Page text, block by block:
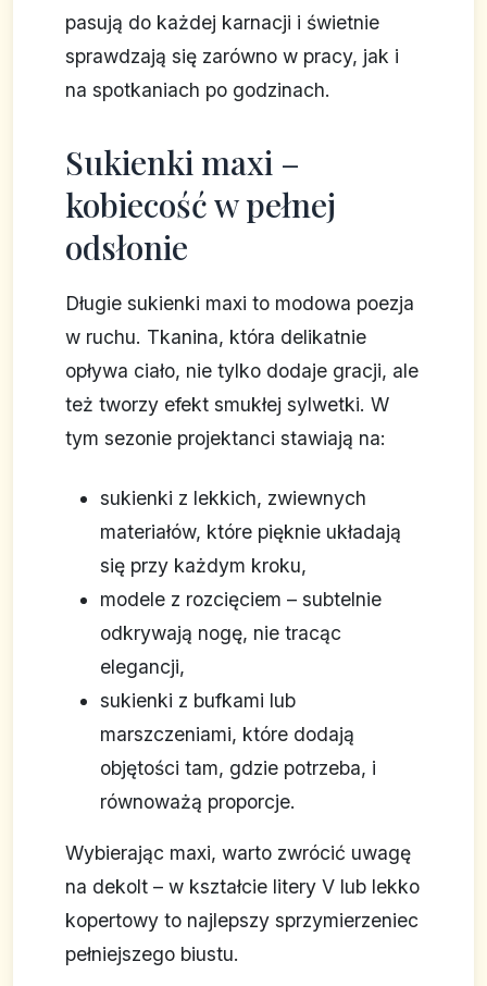
pasują do każdej karnacji i świetnie
sprawdzają się zarówno w pracy, jak i
na spotkaniach po godzinach.
Sukienki maxi –
kobiecość w pełnej
odsłonie
Długie sukienki maxi to modowa poezja
w ruchu. Tkanina, która delikatnie
opływa ciało, nie tylko dodaje gracji, ale
też tworzy efekt smukłej sylwetki. W
tym sezonie projektanci stawiają na:
sukienki z lekkich, zwiewnych
materiałów, które pięknie układają
się przy każdym kroku,
modele z rozcięciem – subtelnie
odkrywają nogę, nie tracąc
elegancji,
sukienki z bufkami lub
marszczeniami, które dodają
objętości tam, gdzie potrzeba, i
równoważą proporcje.
Wybierając maxi, warto zwrócić uwagę
na dekolt – w kształcie litery V lub lekko
kopertowy to najlepszy sprzymierzeniec
pełniejszego biustu.